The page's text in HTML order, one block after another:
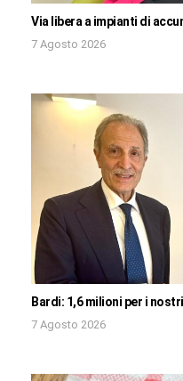
Via libera a impianti di
7 Agosto 2026
Bardi: 1,6 milioni per i
7 Agosto 2026